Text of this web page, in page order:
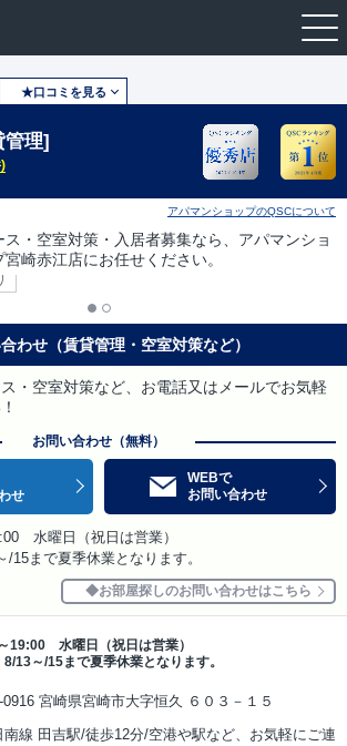
★口コミを見る
管理]
アパマンショップのQSCについて
・空室対策・入居者募集なら、アパマンショ
宮崎赤江店にお任せください。
わせ（賃貸管理・空室対策など）
・空室対策など、お電話又はメールでお気軽
お問い合わせ（無料）
せ
WEBで
お問い合わせ
水曜日（祝日は営業）
/15まで夏季休業となります。
お部屋探しのお問い合わせはこちら
19:00 水曜日（祝日は営業）
8/13～/15まで夏季休業となります。
0916 宮崎県宮崎市大字恒久 ６０３－１５
南線 田吉駅/徒歩12分/空港や駅など、お気軽にご連